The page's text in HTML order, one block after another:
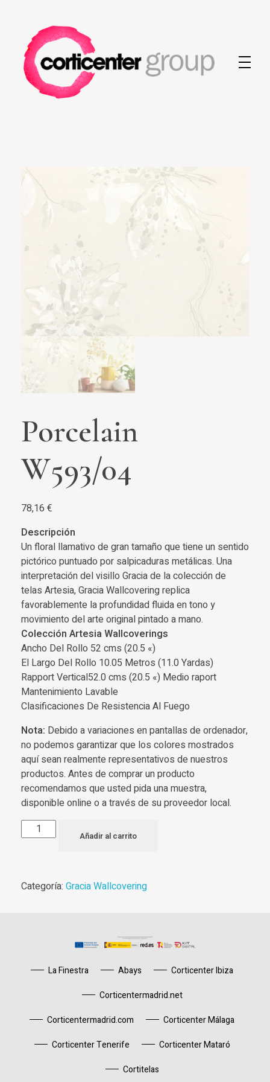
Porcelain
W593/04
78,16 €
Descripción
Un floral llamativo de gran tamaño que tiene un sentido
pictórico puntuado por salpicaduras metálicas. Una
interpretación del visillo Gracia de la colección de
telas Artesia, Gracia Wallcovering replica
favorablemente la profundidad fluida en tono y
movimiento del arte original pintado a mano.
Colección Artesia Wallcoverings
Ancho Del Rollo 52 cms (20.5 «)
El Largo Del Rollo 10.05 Metros (11.0 Yardas)
Rapport Vertical52.0 cms (20.5 «) Medio raport
Mantenimiento Lavable
Clasificaciones De Resistencia Al Fuego
Nota: Debido a variaciones en pantallas de ordenador,
no podemos garantizar que los colores mostrados
aquí sean realmente representativos de nuestros
productos. Antes de comprar un producto
recomendamos que usted pida una muestra,
disponible online o a través de su proveedor local.
Añadir al carrito
Categoría: Gracia Wallcovering
La Finestra Abays
Corticenter Ibiza
Corticentermadrid.net
Corticentermadrid.com
Corticenter Málaga
Corticenter Tenerife
Corticenter Mataró
Cortitelas